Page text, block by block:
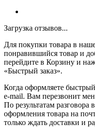
Загрузка отзывов...
Для покупки товара в
понравившийся товар и
перейдите в Корзину и
«Быстрый заказ».
Когда оформляете
e-mail. Вам перезвонит
По результатам
оформления товара на
только ждать доставки и